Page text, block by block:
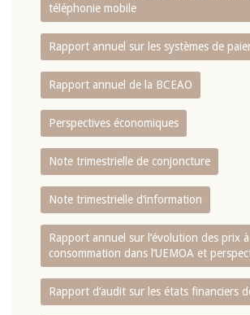
téléphonie mobile
Rapport annuel sur les systèmes de
Rapport annuel de la BCEAO
Perspectives économiques
Note trimestrielle de conjoncture
Note trimestrielle d‘information
Rapport annuel sur l‘évolution des prix
consommation dans l‘UEMOA et
Rapport d‘audit sur les états financiers